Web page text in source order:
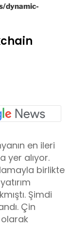
dynamic-
en ileri
yer alıyor.
birlikte
yatırım
Şimdi
Çin
olarak